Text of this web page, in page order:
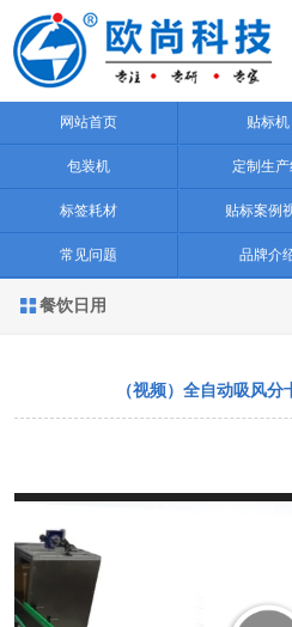
网站首页 贴标机
包装机 定制生
标签耗材 贴标案例
常见问题 品牌介
 餐饮日用
（视频）全自动吸风